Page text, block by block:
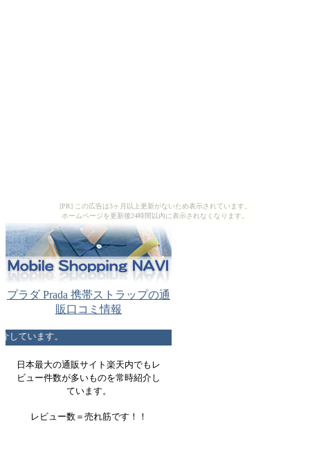
[PR] この広告は3ヶ月以上更新がないため表示されています。
ホームページを更新後24時間以内に表示されなくなります。
プラダ Prada 携帯ストラップの通
販口コミ情報
ています。
日本最大の通販サイト楽天内でもレ
ビュー件数が多いものを常時紹介し
ています。
レビュー数＝売れ筋です！！